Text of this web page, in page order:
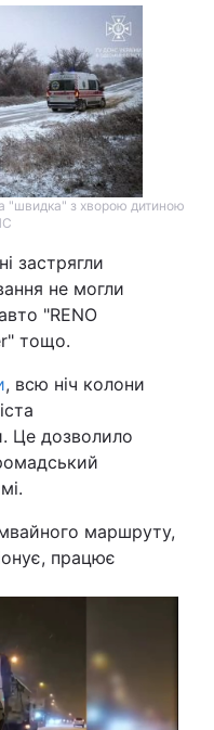
"швидка" з хворою дитиною
застрягли
не могли
"RENO
тощо.
, всю ніч колони
Це дозволило
маршруту,
працює